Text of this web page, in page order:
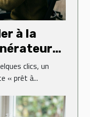
à la
clics, un
« prêt à...